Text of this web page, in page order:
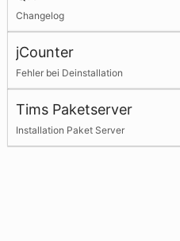
Changelog
jCounter
Fehler bei Deinstallation
Tims Paketserver
Installation Paket Server